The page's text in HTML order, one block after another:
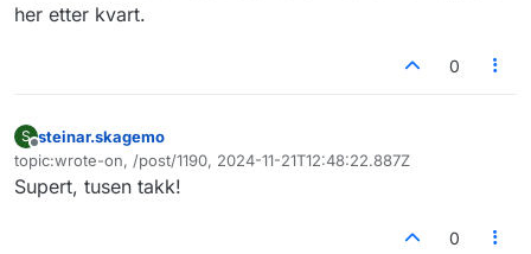
her etter kvart.
0
S
Frakoblet
steinar.skagemo
topic:wrote-on, /post/1190, 2024-11-21T12:48:22.887Z
Sist endret av
Supert, tusen takk!
0